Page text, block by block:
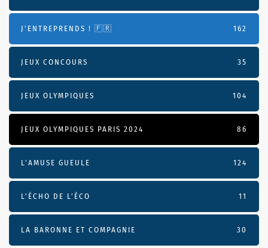
J'ENTREPRENDS ! 🇫🇷 162
JEUX CONCOURS 35
JEUX OLYMPIQUES 104
JEUX OLYMPIQUES PARIS 2024 86
L'AMUSE GUEULE 124
L’ÉCHO DE L’ÉCO 11
LA BARONNE ET COMPAGNIE 30